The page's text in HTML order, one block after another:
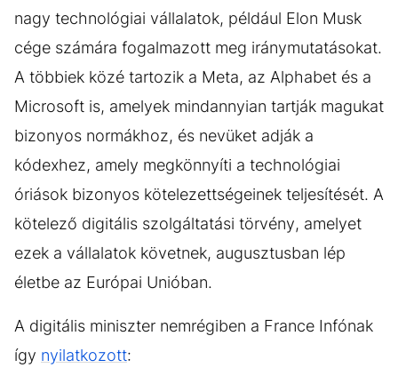
nagy technológiai vállalatok, például Elon Musk
cége számára fogalmazott meg iránymutatásokat.
A többiek közé tartozik a Meta, az Alphabet és a
Microsoft is, amelyek mindannyian tartják magukat
bizonyos normákhoz, és nevüket adják a
kódexhez, amely megkönnyíti a technológiai
óriások bizonyos kötelezettségeinek teljesítését. A
kötelező digitális szolgáltatási törvény, amelyet
ezek a vállalatok követnek, augusztusban lép
életbe az Európai Unióban.
A digitális miniszter nemrégiben a France Infónak
így nyilatkozott: